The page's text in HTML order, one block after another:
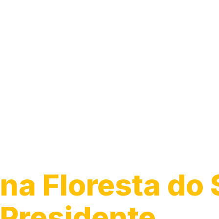
na Floresta do